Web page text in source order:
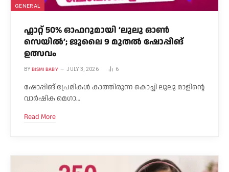
GENERAL
ഫ്ലാറ്റ് 50% ഓഫറുമായി ‘ലുലു ഓൺ
സെയിൽ’; ജൂലൈ 9 മുതൽ ഷോപ്പിങ്
ഉത്സവം
BY BISMI BABY JULY 3, 2026 6
ഷോപ്പിങ് പ്രേമികൾ കാത്തിരുന്ന കൊച്ചി ലുലു മാളിന്റെ
വാർഷിക മെഗാ…
Read More